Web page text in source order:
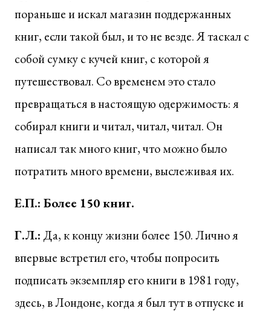
пораньше и искал магазин поддержанных
книг, если такой был, и то не везде. Я таскал с
собой сумку с кучей книг, с которой я
путешествовал. Со временем это стало
превращаться в настоящую одержимость: я
собирал книги и читал, читал, читал. Он
написал так много книг, что можно было
потратить много времени, выслеживая их.
Е.П.: Более 150 книг.
Г.Л.: Да, к концу жизни более 150. Лично я
впервые встретил его, чтобы попросить
подписать экземпляр его книги в 1981 году,
здесь, в Лондоне, когда я был тут в отпуске и